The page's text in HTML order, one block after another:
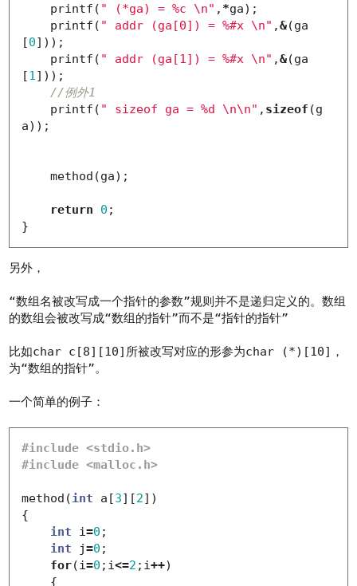
printf ( " (*ga) = %c \n" , *ga);
printf ( " addr (ga[0]) = %#x \n" ,&(ga
[0]));
printf ( " addr (ga[1]) = %#x \n" ,&(ga
[1]));
//例外1
printf ( " sizeof ga = %d \n\n" , sizeof (g
a));
method (ga);
return 0 ;
}
另外，
“数组名被改写成一个指针的参数”规则并不是递归定义的。数组
的数组会被改写成“数组的指针”而不是“指针的指针”
比如char c[8][10] 所被改写对应的形参为char (*)[10] ，
为“数组的指针”。
一个简单的例子：
#include <stdio.h>
method (int a [3][2])
{
int
i=0 ;
int
j=0 ;
for(i=0 ; i<=2 ; i++)
{